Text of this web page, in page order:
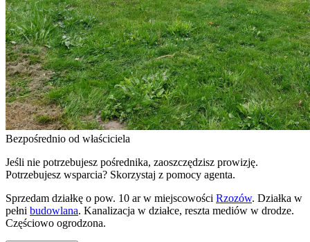
Bezpośrednio od właściciela
Jeśli nie potrzebujesz pośrednika, zaoszczędzisz prowizję.
Potrzebujesz wsparcia? Skorzystaj z pomocy agenta.
Sprzedam działkę o pow. 10 ar w miejscowości Rzozów. Działka w
pełni budowlana. Kanalizacja w działce, reszta mediów w drodze.
Częściowo ogrodzona.